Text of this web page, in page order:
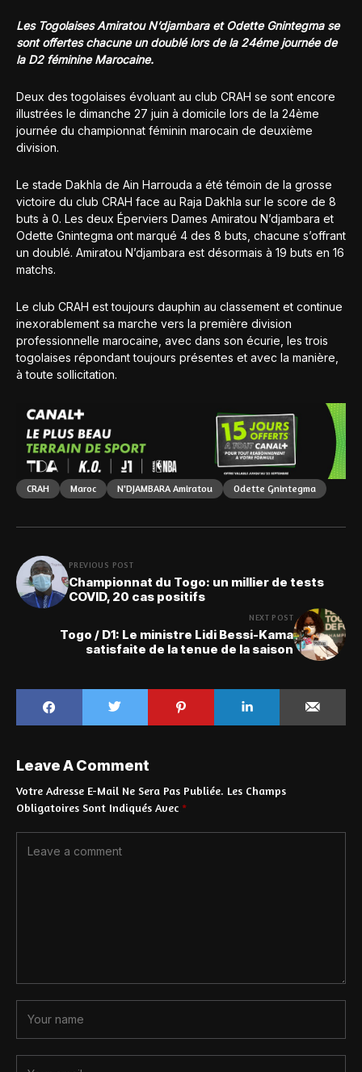
Les Togolaises Amiratou N’djambara et Odette Gnintegma se
sont offertes chacune un doublé lors de la 24éme journée de
la D2 féminine Marocaine.
Deux des togolaises évoluant au club CRAH se sont encore
illustrées le dimanche 27 juin à domicile lors de la 24ème
journée du championnat féminin marocain de deuxième
division.
Le stade Dakhla de Ain Harrouda a été témoin de la grosse
victoire du club CRAH face au Raja Dakhla sur le score de 8
buts à 0. Les deux Éperviers Dames Amiratou N’djambara et
Odette Gnintegma ont marqué 4 des 8 buts, chacune s’offrant
un doublé. Amiratou N’djambara est désormais à 19 buts en 16
matchs.
Le club CRAH est toujours dauphin au classement et continue
inexorablement sa marche vers la première division
professionnelle marocaine, avec dans son écurie, les trois
togolaises répondant toujours présentes et avec la manière,
à toute sollicitation.
CRAH Maroc N'DJAMBARA Amiratou Odette Gnintegma
PREVIOUS POST
Championnat du Togo: un millier de tests
COVID, 20 cas positifs
NEXT POST
Togo / D1: Le ministre Lidi Bessi-Kama
satisfaite de la tenue de la saison
Leave A Comment
Votre Adresse E-Mail Ne Sera Pas Publiée. Les Champs
Obligatoires Sont Indiqués Avec *